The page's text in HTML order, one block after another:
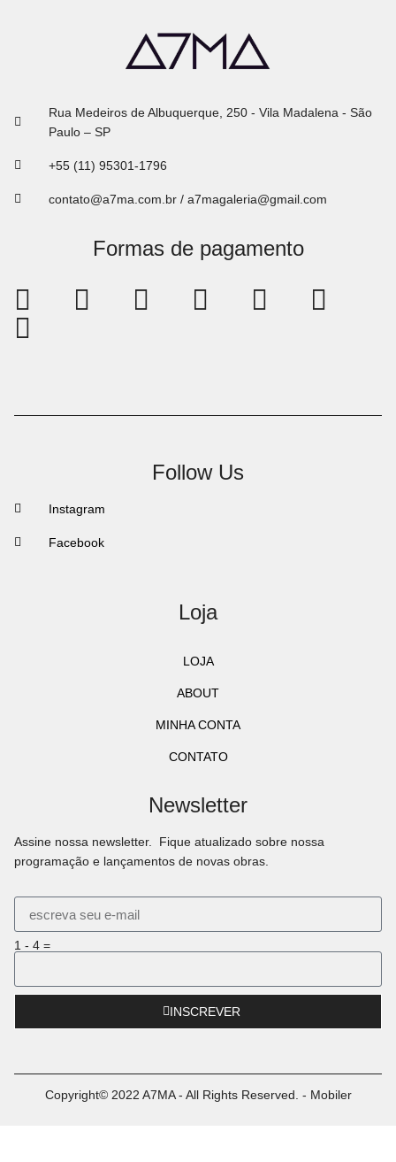
Rua Medeiros de Albuquerque, 250 - Vila Madalena - São
Paulo – SP
+55 (11) 95301-1796
contato@a7ma.com.br / a7magaleria@gmail.com
Formas de pagamento
Follow Us
Instagram
Facebook
Loja
LOJA
ABOUT
MINHA CONTA
CONTATO
Newsletter
Assine nossa newsletter. Fique atualizado sobre nossa
programação e lançamentos de novas obras.
1 - 4 =
INSCREVER
Copyright© 2022 A7MA - All Rights Reserved. - Mobiler